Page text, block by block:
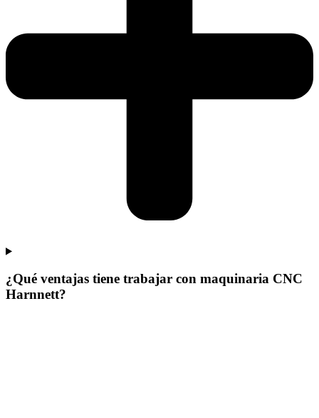
¿Qué ventajas tiene trabajar con maquinaria CNC
Harnnett?